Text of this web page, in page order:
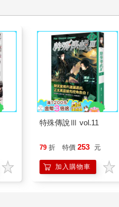
特殊傳說Ⅲ vol.11
79 折 特價 253 元
加入購物車